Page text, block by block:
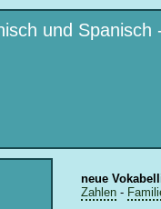
und Spanisch
neue
Zahlen -